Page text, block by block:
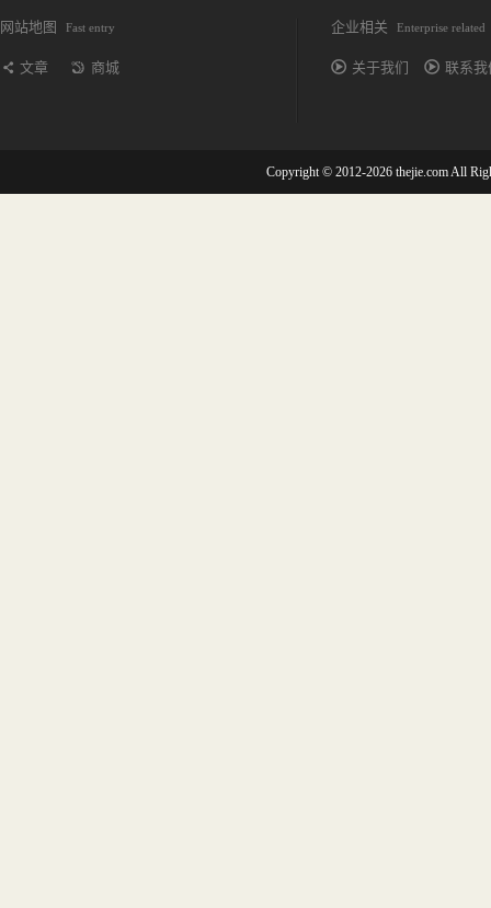
网站地图 Fast entry
文章 商城
企业相关 Enterprise related
关于我们 联系我
Copyright © 2012-2026 thejie.com All